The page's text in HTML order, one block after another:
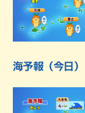
海予報（今日）